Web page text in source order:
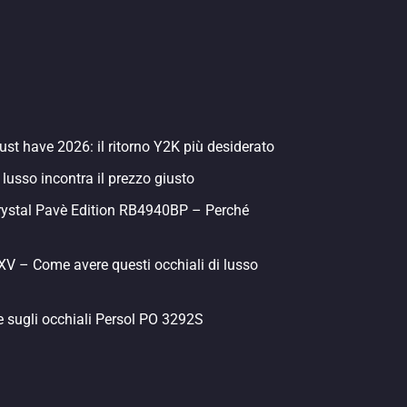
have 2026: il ritorno Y2K più desiderato
incontra il prezzo giusto
Pavè Edition RB4940BP – Perché
– Come avere questi occhiali di lusso
sugli occhiali Persol PO 3292S